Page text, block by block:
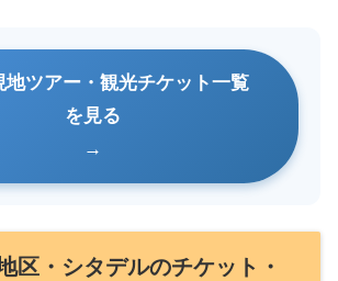
地ツアー・観光チケット一覧
を見る
区・シタデルのチケット・